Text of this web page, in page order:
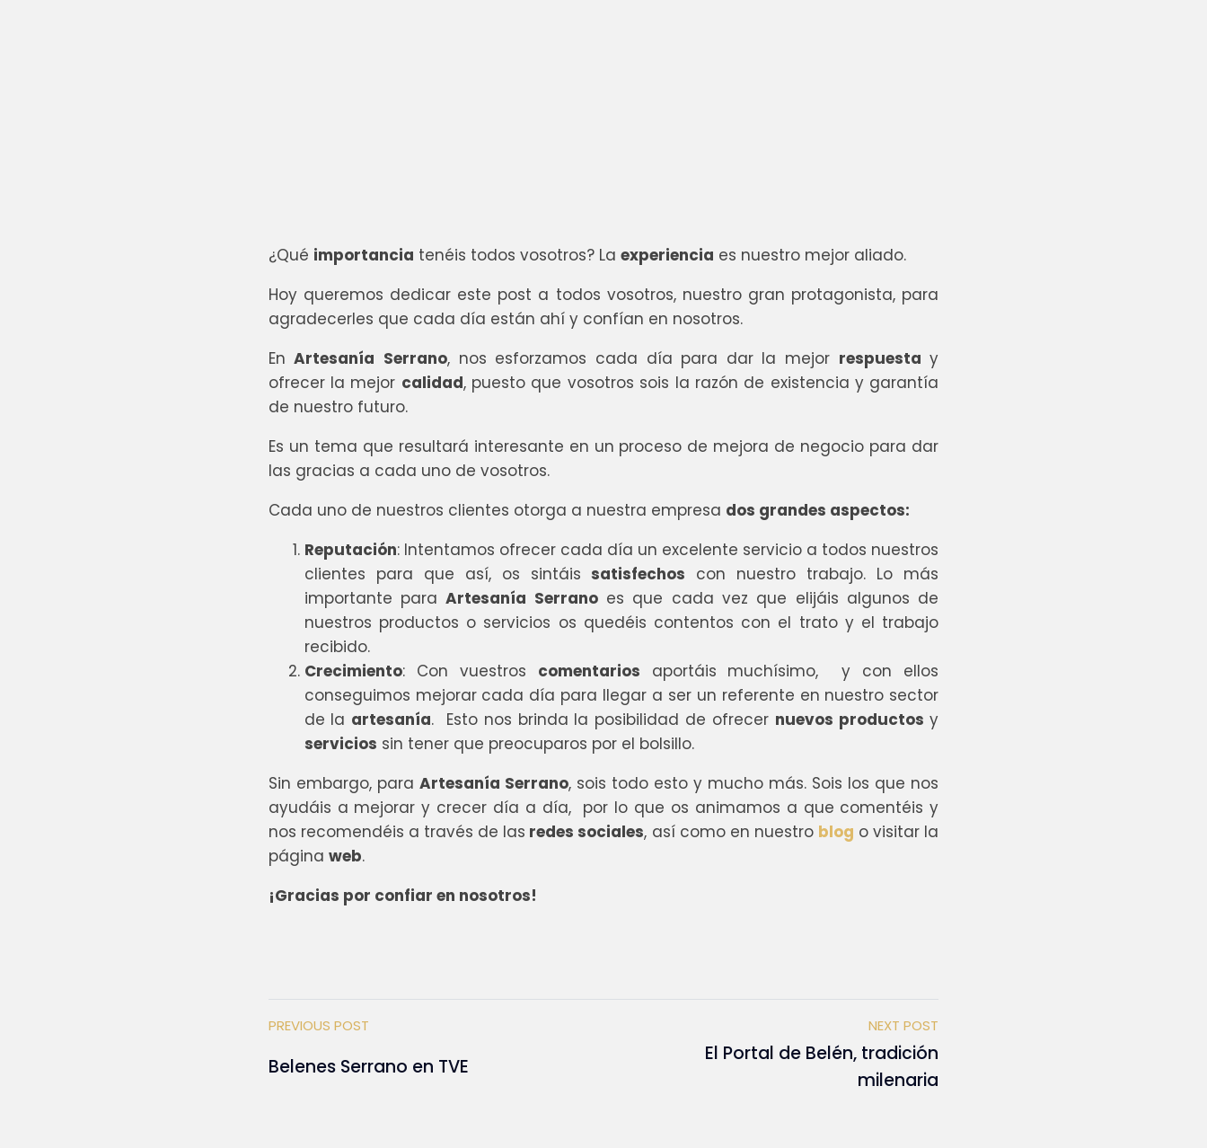
¿Qué importancia tenéis todos vosotros? La experiencia es nuestro mejor aliado.
Hoy queremos dedicar este post a todos vosotros, nuestro gran protagonista, para
agradecerles que cada día están ahí y confían en nosotros.
EnArtesanía Serrano, nos esforzamos cada día para dar la mejor respuesta y
ofrecer la mejor calidad, puesto que vosotros sois la razón de existencia y garantía
de nuestro futuro.
Es un tema que resultará interesante en un proceso de mejora de negocio para dar
las gracias a cada uno de vosotros.
Cada uno de nuestros clientes otorga a nuestra empresa dos grandes aspectos:
Reputación: Intentamos ofrecer cada día un excelente servicio a todos nuestros
clientes para que así, os sintáissatisfechos con nuestro trabajo. Lo más
importante paraArtesanía Serranoes que cada vez que elijáis algunos de
nuestros productos o servicios os quedéis contentos con el trato y el trabajo
recibido.
Crecimiento: Con vuestros comentarios aportáis muchísimo, y con ellos
conseguimos mejorar cada día para llegar a ser un referente en nuestro sector
de la artesanía. Esto nos brinda la posibilidad de ofrecer nuevos productos y
servicios sin tener que preocuparos por el bolsillo.
Sin embargo, para Artesanía Serrano, sois todo esto y mucho más. Sois los que nos
ayudáis a mejorar y crecer día a día, por lo que os animamos a que comentéis y
nos recomendéis a través de las redes sociales, así como en nuestro blog o visitar la
página web.
¡Gracias por confiar en nosotros!
PREVIOUS POST
Belenes Serrano en TVE
NEXT POST
El Portal de Belén, tradición
milenaria